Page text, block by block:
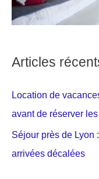
Articles
Location de
avant de réserver
Séjour près de Lyon
arrivées décalées